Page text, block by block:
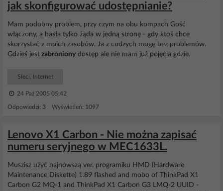
jak skonfigurować udostępnianie?
Mam podobny problem, przy czym na obu kompach Gość
włączony, a hasła tylko żąda w jedną stronę - gdy ktoś chce
skorzystać z moich zasobów. Ja z cudzych mogę bez problemów.
Gdzieś jest zabroniony dostęp ale nie mam już pojęcia gdzie.
Sieci, Internet
24 Paź 2005 05:42
Odpowiedzi: 3 Wyświetleń: 1097
Lenovo X1 Carbon - Nie można zapisać
numeru seryjnego w MEC1633L.
Muszisz użyć najnowszą ver. programiku HMD (Hardware
Maintenance Diskette) 1.89 flashed and mobo of ThinkPad X1
Carbon G2 MQ-1 and ThinkPad X1 Carbon G3 LMQ-2 UUID -